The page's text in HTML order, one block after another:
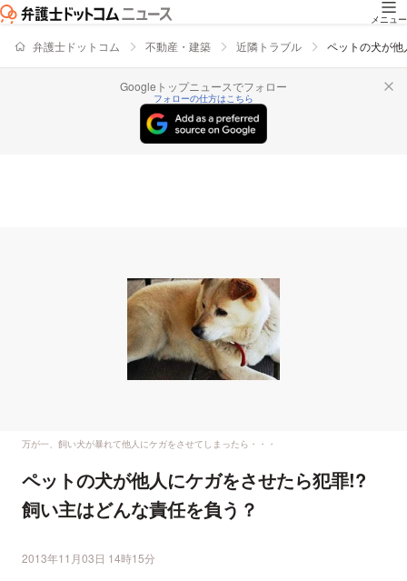
メニュー
弁護士ドットコム 不動産・建築 近隣トラブル ペットの犬が
Googleトップニュースでフォロー
フォローの仕方はこちら
万が一、飼い犬が暴れて他人にケガをさせてしまったら・・・
ペットの犬が他人にケガをさせたら犯罪!?
飼い主はどんな責任を負う？
2013年11月03日 14時15分